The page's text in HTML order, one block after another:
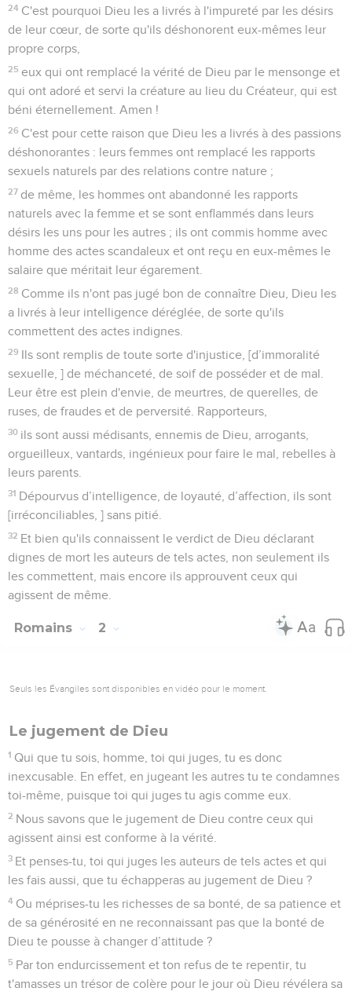
24 C'est pourquoi Dieu les a livrés à l'impureté par les désirs
de leur cœur, de sorte qu'ils déshonorent eux-mêmes leur
propre corps,
25 eux qui ont remplacé la vérité de Dieu par le mensonge et
qui ont adoré et servi la créature au lieu du Créateur, qui est
béni éternellement. Amen !
26 C'est pour cette raison que Dieu les a livrés à des passions
déshonorantes : leurs femmes ont remplacé les rapports
sexuels naturels par des relations contre nature ;
27 de même, les hommes ont abandonné les rapports
naturels avec la femme et se sont enflammés dans leurs
désirs les uns pour les autres ; ils ont commis homme avec
homme des actes scandaleux et ont reçu en eux-mêmes le
salaire que méritait leur égarement.
28 Comme ils n'ont pas jugé bon de connaître Dieu, Dieu les
a livrés à leur intelligence déréglée, de sorte qu'ils
commettent des actes indignes.
29 Ils sont remplis de toute sorte d'injustice, [d’immoralité
sexuelle, ] de méchanceté, de soif de posséder et de mal.
Leur être est plein d'envie, de meurtres, de querelles, de
ruses, de fraudes et de perversité. Rapporteurs,
30 ils sont aussi médisants, ennemis de Dieu, arrogants,
orgueilleux, vantards, ingénieux pour faire le mal, rebelles à
leurs parents.
31 Dépourvus d’intelligence, de loyauté, d’affection, ils sont
[irréconciliables, ] sans pitié.
32 Et bien qu'ils connaissent le verdict de Dieu déclarant
dignes de mort les auteurs de tels actes, non seulement ils
les commettent, mais encore ils approuvent ceux qui
agissent de même.
Romains 2
Seuls les Évangiles sont disponibles en vidéo pour le moment.
Le jugement de Dieu
1 Qui que tu sois, homme, toi qui juges, tu es donc
inexcusable. En effet, en jugeant les autres tu te condamnes
toi-même, puisque toi qui juges tu agis comme eux.
2 Nous savons que le jugement de Dieu contre ceux qui
agissent ainsi est conforme à la vérité.
3 Et penses-tu, toi qui juges les auteurs de tels actes et qui
les fais aussi, que tu échapperas au jugement de Dieu ?
4 Ou méprises-tu les richesses de sa bonté, de sa patience et
de sa générosité en ne reconnaissant pas que la bonté de
Dieu te pousse à changer d’attitude ?
5 Par ton endurcissement et ton refus de te repentir, tu
t'amasses un trésor de colère pour le jour où Dieu révélera sa